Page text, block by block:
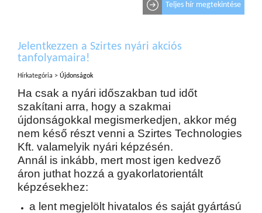
Teljes hír megtekintése
Jelentkezzen a Szirtes nyári akciós
tanfolyamaira!
Hírkategória > Újdonságok
Ha csak a nyári időszakban tud időt
szakítani arra, hogy a szakmai
újdonságokkal megismerkedjen, akkor még
nem késő részt venni a Szirtes Technologies
Kft. valamelyik nyári képzésén.
Annál is inkább, mert most igen kedvező
áron juthat hozzá a gyakorlatorientált
képzésekhez:
a lent megjelölt hivatalos és saját gyártású